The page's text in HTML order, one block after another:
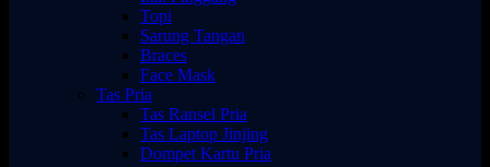
Topi
Sarung Tangan
Braces
Face Mask
Tas Pria
Tas Ransel Pria
Tas Laptop Jinjing
Dompet Kartu Pria